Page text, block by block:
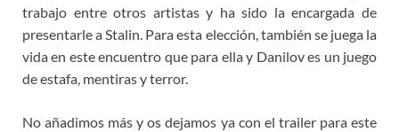
trabajo entre otros artistas y ha sido la encargada de
presentarle a Stalin. Para esta elección, también se juega la
vida en este encuentro que para ella y Danilov es un juego
de estafa, mentiras y terror.
No añadimos más y os dejamos ya con el trailer para este